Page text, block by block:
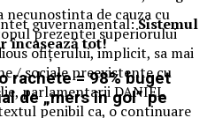
de cauza cu
prezentei superiorului
ofiţerului, implicit, sa mai
/ sociale preexistente cu
parlamentarii DANIEL
penibil ca, o continuare
guvernamental:Sistemul
încasează tot!
rachete = 98% buget
de „mers în gol” pe